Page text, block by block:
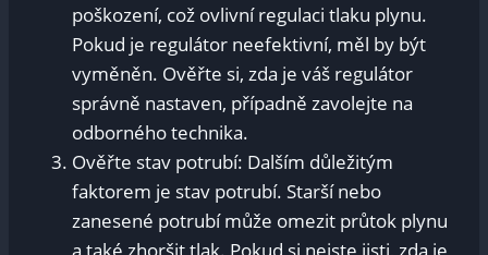
poškození, což ovlivní regulaci tlaku plynu.
Pokud je regulátor neefektivní, měl by být
vyměněn. Ověřte si, zda je váš regulátor
správně nastaven, případně zavolejte na
odborného technika.
Ověřte stav potrubí: Dalším důležitým
faktorem je stav potrubí. Starší nebo
zanesené potrubí může omezit průtok plynu
a také zhoršit tlak. Pokud si nejste jisti, zda je